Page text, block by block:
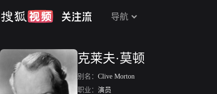
导航
克莱夫·莫顿
别名： Clive Morton
职业： 演员